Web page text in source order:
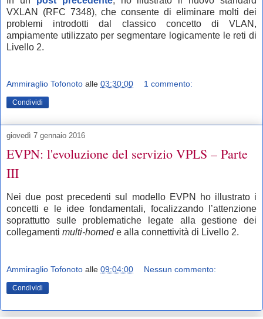
VXLAN (RFC 7348), che consente di eliminare molti dei
problemi introdotti dal classico concetto di VLAN,
ampiamente utilizzato per segmentare logicamente le reti di
Livello 2.
Ammiraglio Tofonoto alle 03:30:00 1 commento:
Condividi
giovedì 7 gennaio 2016
EVPN: l'evoluzione del servizio VPLS – Parte
III
Nei due post precedenti sul modello EVPN ho illustrato i
concetti e le idee fondamentali, focalizzando l’attenzione
soprattutto sulle problematiche legate alla gestione dei
collegamenti multi-homede alla connettività di Livello 2.
Ammiraglio Tofonoto alle 09:04:00 Nessun commento:
Condividi